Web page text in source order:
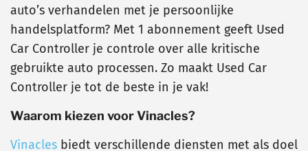
auto’s verhandelen met je persoonlijke
handelsplatform? Met 1 abonnement geeft Used
Car Controller je controle over alle kritische
gebruikte auto processen. Zo maakt Used Car
Controller je tot de beste in je vak!
Waarom kiezen voor Vinacles?
Vinacles biedt verschillende diensten met als doel